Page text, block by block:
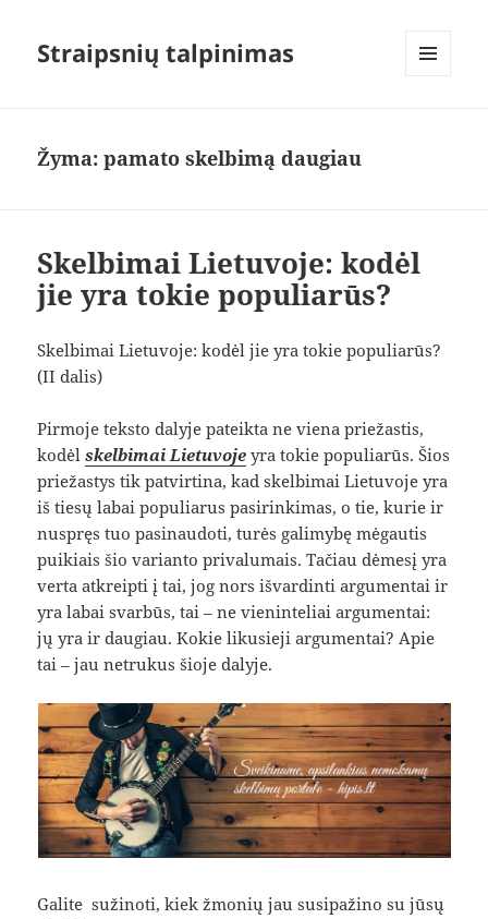
Straipsnių talpinimas
Žyma:pamato skelbimą daugiau
Skelbimai Lietuvoje: kodėl
jie yra tokie populiarūs?
Skelbimai Lietuvoje: kodėl jie yra tokie populiarūs?
(II dalis)
Pirmoje teksto dalyje pateikta ne viena priežastis,
kodėlskelbimai Lietuvoje yra tokie populiarūs. Šios
priežastys tik patvirtina, kad skelbimai Lietuvoje yra
iš tiesų labai populiarus pasirinkimas, o tie, kurie ir
nuspręs tuo pasinaudoti, turės galimybę mėgautis
puikiais šio varianto privalumais. Tačiau dėmesį yra
verta atkreipti į tai, jog nors išvardinti argumentai ir
yra labai svarbūs, tai – ne vieninteliai argumentai:
jų yra ir daugiau. Kokie likusieji argumentai? Apie
tai – jau netrukus šioje dalyje.
Galite sužinoti, kiek žmonių jau susipažino su jūsų